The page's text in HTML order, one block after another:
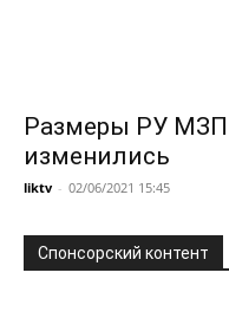
Размеры РУ МЗП
изменились
liktv - 02/06/2021 15:45
Спонсорский контент